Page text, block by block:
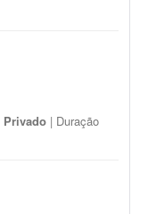
Privado | Duração